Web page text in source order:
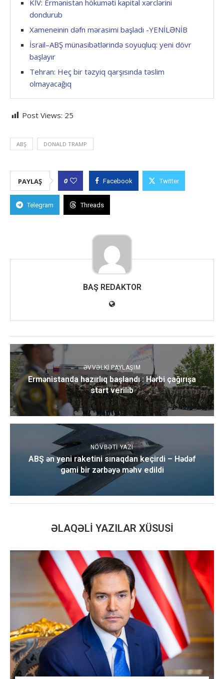
KİV: Ermənistan hökuməti kapital xərclərini
dondurub
Xameneinin dəfn mərasimi başladı -YENİLƏNİB
İsrail–ABŞ münasibətlərində soyuqluq: yeni dövr
başlayır
Tehran: Heç bir təzyiq qarşısında təslim
olmayacağıq
Post Views: 25
ABŞ DONALD TRAMP
PAYLAŞ 0 Facebook Twitter
Telegram Threads
BAŞ REDAKTOR
ƏVVƏLKI PAYLAŞIM
Ermənistanda hazırlıq başlandı : Hərbi çağırışa
start verilib
NÖVBƏTI YAZI
ABŞ ən yeni raketini sınaqdan keçirdi – Hədəf
gəmi bir zərbəyə məhv edildi
ƏLAQƏLI YAZILAR XÜSUSI